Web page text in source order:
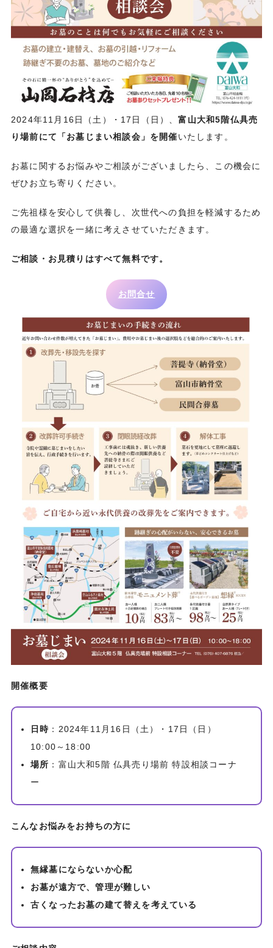
2024年11月16日（土）・17日（日）、富山大和5階仏具売
り場前にて「お墓じまい相談会」を開催いたします。
お墓に関するお悩みやご相談がございましたら、この機会に
ぜひお立ち寄りください。
ご先祖様を安心して供養し、次世代への負担を軽減するため
の最適な選択を一緒に考えさせていただきます。
ご相談・お見積りはすべて無料です。
お問合せ
開催概要
日時 ：2024年11月16日（土）・17日（日）
10:00～18:00
場所 ：富山大和5階 仏具売り場前 特設相談コーナ
ー
こんなお悩みをお持ちの方に
無縁墓にならないか心配
お墓が遠方で、管理が難しい
古くなったお墓の建て替えを考えている